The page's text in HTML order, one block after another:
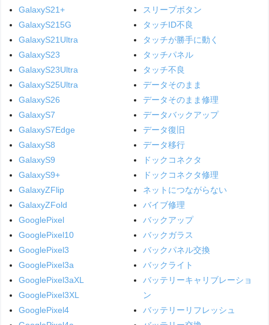
GalaxyS21+
GalaxyS215G
GalaxyS21Ultra
GalaxyS23
GalaxyS23Ultra
GalaxyS25Ultra
GalaxyS26
GalaxyS7
GalaxyS7Edge
GalaxyS8
GalaxyS9
GalaxyS9+
GalaxyZFlip
GalaxyZFold
GooglePixel
GooglePixel10
GooglePixel3
GooglePixel3a
GooglePixel3aXL
GooglePixel3XL
GooglePixel4
スリープボタン
タッチID不良
タッチが勝手に動く
タッチパネル
タッチ不良
データそのまま
データそのまま修理
データバックアップ
データ復旧
データ移行
ドックコネクタ
ドックコネクタ修理
ネットにつながらない
バイブ修理
バックアップ
バックガラス
バックパネル交換
バックライト
バッテリーキャリブレーショ
ン
バッテリーリフレッシュ